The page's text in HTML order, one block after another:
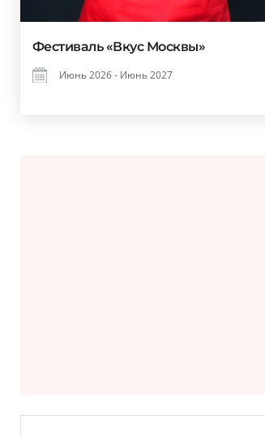
Фестиваль «Вкус Москвы»
Июнь 2026 - Июнь 2027